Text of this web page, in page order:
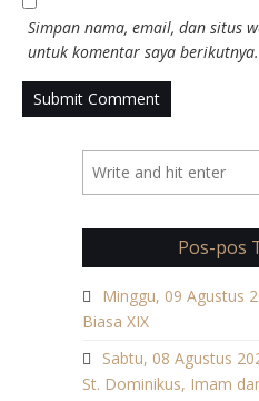
Simpan nama, email, dan situs
untuk komentar saya berikutnya.
Pos-pos
Minggu, 09 Agustus
Biasa XIX
Sabtu, 08 Agustus
St. Dominikus, Imam